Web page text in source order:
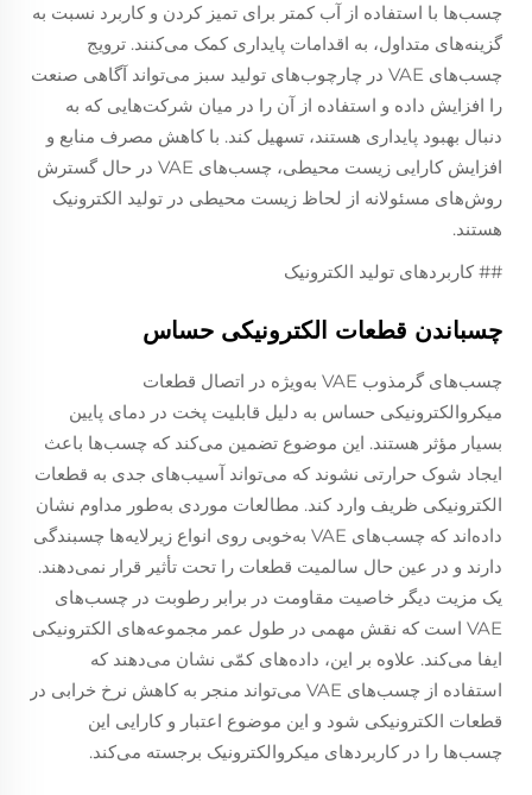
چسب‌ها با استفاده از آب کمتر برای تمیز کردن و کاربرد نسبت به
گزینه‌های متداول، به اقدامات پایداری کمک می‌کنند. ترویج
چسب‌های VAE در چارچوب‌های تولید سبز می‌تواند آگاهی صنعت
را افزایش داده و استفاده از آن را در میان شرکت‌هایی که به
دنبال بهبود پایداری هستند، تسهیل کند. با کاهش مصرف منابع و
افزایش کارایی زیست محیطی، چسب‌های VAE در حال گسترش
روش‌های مسئولانه از لحاظ زیست محیطی در تولید الکترونیک
هستند.
## کاربردهای تولید الکترونیک
چسباندن قطعات الکترونیکی حساس
چسب‌های گرمذوب VAE به‌ویژه در اتصال قطعات
میکروالکترونیکی حساس به دلیل قابلیت پخت در دمای پایین
بسیار مؤثر هستند. این موضوع تضمین می‌کند که چسب‌ها باعث
ایجاد شوک حرارتی نشوند که می‌تواند آسیب‌های جدی به قطعات
الکترونیکی ظریف وارد کند. مطالعات موردی به‌طور مداوم نشان
داده‌اند که چسب‌های VAE به‌خوبی روی انواع زیرلایه‌ها چسبندگی
دارند و در عین حال سالمیت قطعات را تحت تأثیر قرار نمی‌دهند.
یک مزیت دیگر خاصیت مقاومت در برابر رطوبت در چسب‌های
VAE است که نقش مهمی در طول عمر مجموعه‌های الکترونیکی
ایفا می‌کند. علاوه بر این، داده‌های کمّی نشان می‌دهند که
استفاده از چسب‌های VAE می‌تواند منجر به کاهش نرخ خرابی در
قطعات الکترونیکی شود و این موضوع اعتبار و کارایی این
چسب‌ها را در کاربردهای میکروالکترونیک برجسته می‌کند.